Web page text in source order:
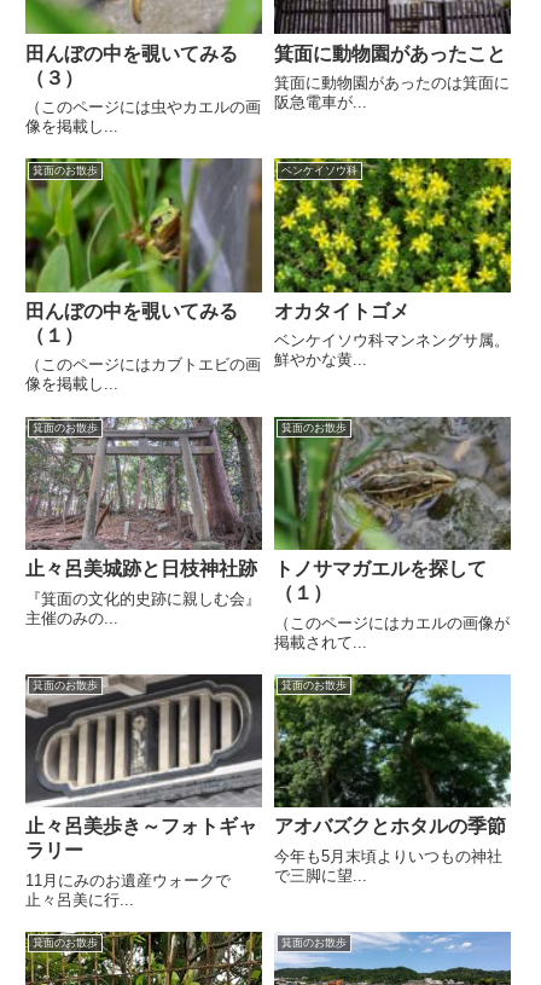
田んぼの中を覗いてみる
（３）
（このページには虫やカエルの画
像を掲載し...
箕面に動物園があったこと
箕面に動物園があったのは箕面に
阪急電車が...
箕面のお散歩
田んぼの中を覗いてみる
（１）
（このページにはカブトエビの画
像を掲載し...
ベンケイソウ科
オカタイトゴメ
ベンケイソウ科マンネングサ属。
鮮やかな黄...
箕面のお散歩
止々呂美城跡と日枝神社跡
『箕面の文化的史跡に親しむ会』
主催のみの...
箕面のお散歩
トノサマガエルを探して
（１）
（このページにはカエルの画像が
掲載されて...
箕面のお散歩
止々呂美歩き～フォトギャ
ラリー
11月にみのお遺産ウォークで
止々呂美に行...
箕面のお散歩
アオバズクとホタルの季節
今年も5月末頃よりいつもの神社
で三脚に望...
箕面のお散歩 箕面のお散歩